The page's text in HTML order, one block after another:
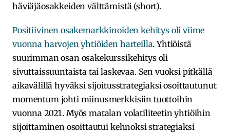
häviäjäosakkeiden välttämistä (short).
Positiivinen osakemarkkinoiden kehitys oli viime
vuonna harvojen yhtiöiden harteilla. Yhtiöistä
suurimman osan osakekurssikehitys oli
sivuttaissuuntaista tai laskevaa. Sen vuoksi pitkällä
aikavälillä hyväksi sijoitusstrategiaksi osoittautunut
momentum johti miinusmerkkisiin tuottoihin
vuonna 2021. Myös matalan volatiliteetin yhtiöihin
sijoittaminen osoittautui kehnoksi strategiaksi